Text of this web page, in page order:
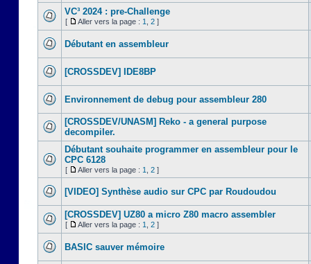
VC³ 2024 : pre-Challenge
[ Aller vers la page : 1 2 ]
Débutant en assembleur
[CROSSDEV] IDE8BP
Environnement de debug pour assembleur 280
[CROSSDEV/UNASM] Reko - a general purpose
decompiler.
Débutant souhaite programmer en assembleur pour le
CPC 6128
[ Aller vers la page : 1 2 ]
[VIDEO] Synthèse audio sur CPC par Roudoudou
[CROSSDEV] UZ80 a micro Z80 macro assembler
[ Aller vers la page : 1 2 ]
BASIC sauver mémoire